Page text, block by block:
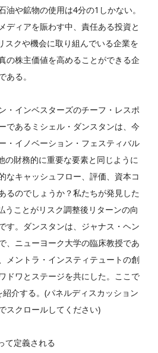
油や鉱物の使用は4分の1しかない。
ディアを賑わす中、責任ある投資と
スクや機会に取り組んでいる企業を
の株主価値を高めることができる企
る。
・インベスターズのチーフ・レスポ
であるミシェル・ダンスタンは、今
・イノベーション・フェスティバル
の財務的に重要な要素と同じように
なキャッシュフロー、評価、資本コ
るのでしょうか？私たちが発見した
うことがリスク調整後リターンの向
す。ダンスタンは、ジャナス・ヘン
、ニューヨーク大学の臨床教授であ
メントラ・インスティテュートの創
ドワとステージを共にした。ここで
介する。(パネルディスカッション
スクロールしてください)
て定義される